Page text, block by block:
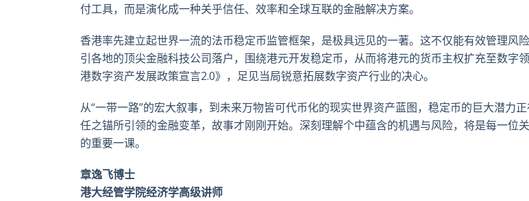
付工具，而是演化成一种关乎信任、效率和全球互联的金融解决方案。
香港率先建立起世界一流的法币稳定币监管框架，是极具远见的一著。这不仅能有效管理风
引各地的顶尖金融科技公司落户，围绕港元开发稳定币，从而将港元的货币主权扩充至数字
港数字资产发展政策宣言2.0》，足见当局锐意拓展数字资产行业的决心。
从“一带一路”的宏大叙事，到未来万物皆可代币化的现实世界资产蓝图，稳定币的巨大潜力
任之锚所引领的金融变革，故事才刚刚开始。深刻理解个中蕴含的机遇与风险，将是每一位
的重要一课。
章逸飞博士
港大经管学院经济学高级讲师